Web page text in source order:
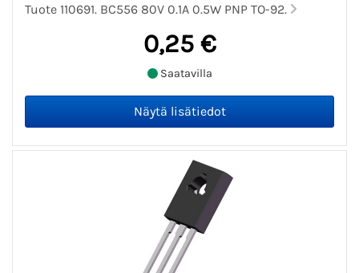
Tuote 110691. BC556 80V 0.1A 0.5W PNP TO-92.
0,25 €
Saatavilla